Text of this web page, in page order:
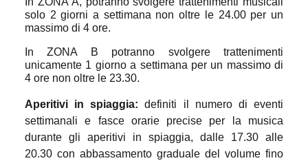
solo 2 giorni a settimana non oltre le 24.00 per un
massimo di 4 ore.
In ZONA B potranno svolgere trattenimenti
unicamente 1 giorno a settimana per un massimo di
4 ore non oltre le 23.30.
Aperitivi in spiaggia: definiti il numero di eventi
settimanali e fasce orarie precise per la musica
durante gli aperitivi in spiaggia, dalle 17.30 alle
20.30 con abbassamento graduale del volume fino